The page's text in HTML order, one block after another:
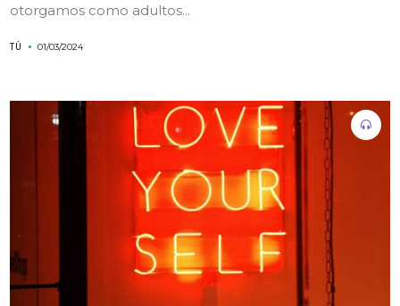
otorgamos como adultos...
TÚ 01/03/2024